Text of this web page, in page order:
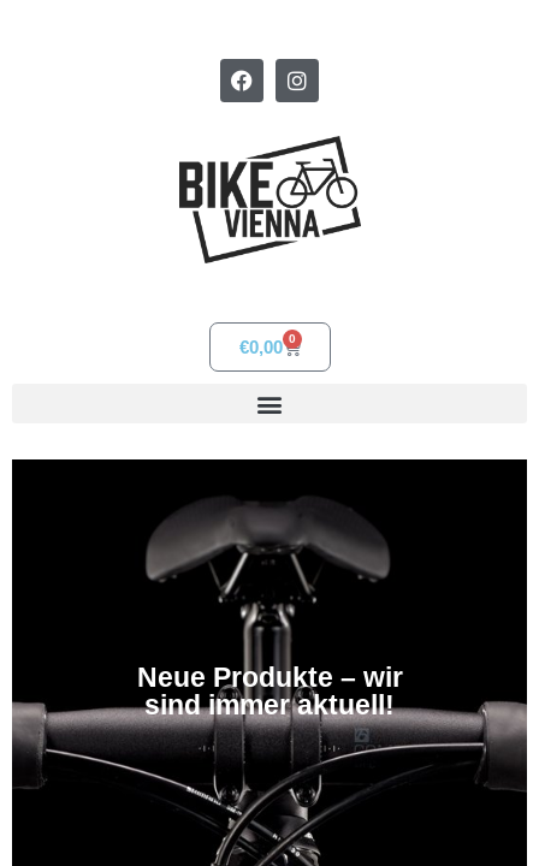
€0,00 0
Neue Produkte – wir
sind immer aktuell!